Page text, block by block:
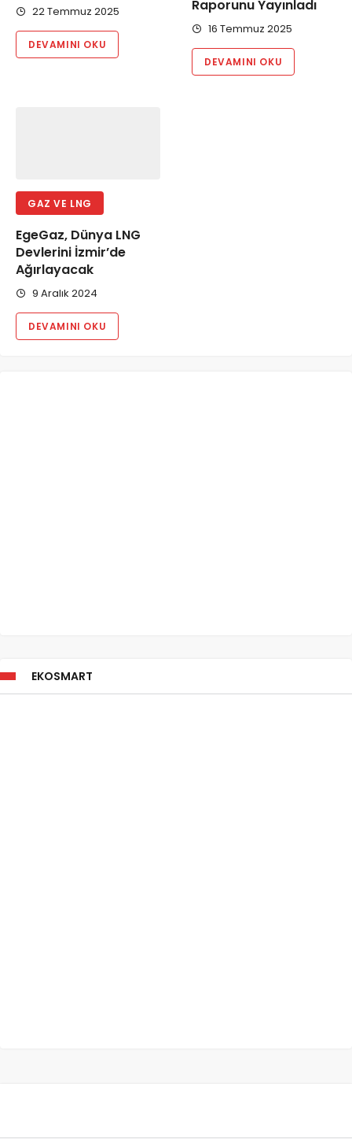
22 Temmuz 2025
DEVAMINI OKU
Raporunu Yayınladı
16 Temmuz 2025
DEVAMINI OKU
GAZ VE LNG
EgeGaz, Dünya LNG
Devlerini İzmir’de
Ağırlayacak
9 Aralık 2024
DEVAMINI OKU
EKOSMART